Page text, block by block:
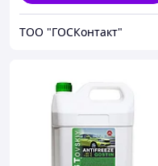
ТОО "ГОСКонтакт"